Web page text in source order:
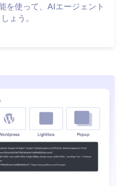
を使って、AIエージェント
ょう。